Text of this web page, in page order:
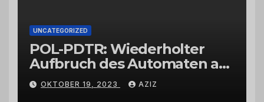
UNCATEGORIZED
POL-PDTR: Wiederholter
Aufbruch des Automaten am
Wohnmobilstellplatz in
Hermeskeil am Labachweg
OKTOBER 19, 2023 AZIZ